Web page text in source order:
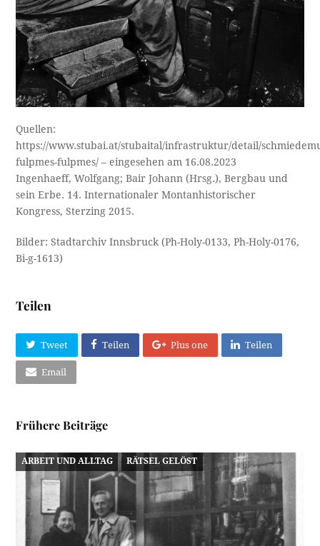
Quellen:
https://www.stubai.at/stubaital/infrastruktur/detail/
fulpmes-fulpmes/ – eingesehen am 16.08.2023
Ingenhaeff, Wolfgang; Bair Johann (Hrsg.), Bergbau und
sein Erbe. 14. Internationaler Montanhistorischer
Kongress, Sterzing 2015.
Bilder: Stadtarchiv Innsbruck (Ph-Holy-0133, Ph-Holy-0176,
Bi-g-1613)
Teilen
Tweet Teilen Plus one Teilen
Email
Frühere Beiträge
ARBEIT UND ALLTAG RÄTSEL GELÖST